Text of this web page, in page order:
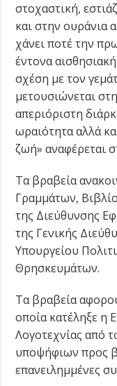
στοχαστική,
και στην ουράνια
χάνει ποτέ την
έντονα
σχέση με τον
μετουσιώνεται
απεριόριστη
ωραιότητα αλλά
ζωή» αναφέρεται
Τα βραβεία
Γραμμάτων,
της Διεύθυνσης
της Γενικής
Υπουργείου
Θρησκευμάτων.
Τα βραβεία
οποία κατέληξε η
Λογοτεχνίας από
υποψήφιων προς
επανειλημμένες